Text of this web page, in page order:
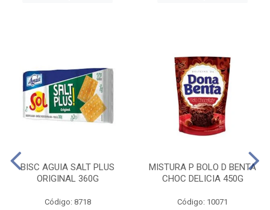
BISC AGUIA SALT PLUS
ORIGINAL 360G
Código: 8718
MISTURA P BOLO D BENTA
CHOC DELICIA 450G
Código: 10071